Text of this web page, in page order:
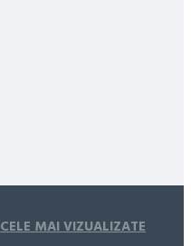
CELE MAI VIZUALIZATE